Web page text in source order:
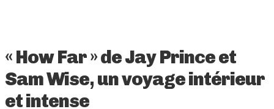
« How Far » de Jay Prince et
Sam Wise, un voyage intérieur
et intense